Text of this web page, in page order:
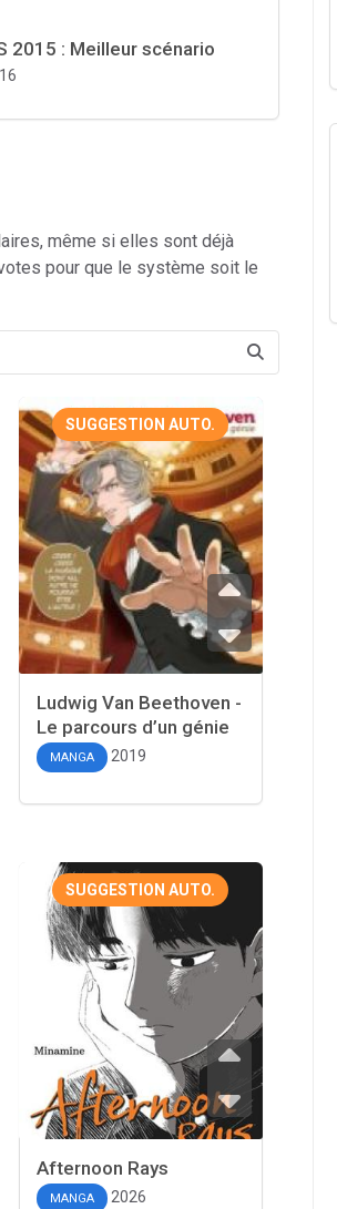
2015 : Meilleur scénario
même si elles sont déjà
pour que le système soit le
SUGGESTION AUTO.
Ludwig Van Beethoven -
Le parcours d’un génie
MANGA 2019
SUGGESTION AUTO.
Afternoon Rays
MANGA 2026